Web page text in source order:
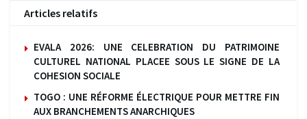
Articles relatifs
EVALA 2026: UNE CELEBRATION DU PATRIMOINE
CULTUREL NATIONAL PLACEE SOUS LE SIGNE DE LA
COHESION SOCIALE
TOGO : UNE RÉFORME ÉLECTRIQUE POUR METTRE FIN
AUX BRANCHEMENTS ANARCHIQUES